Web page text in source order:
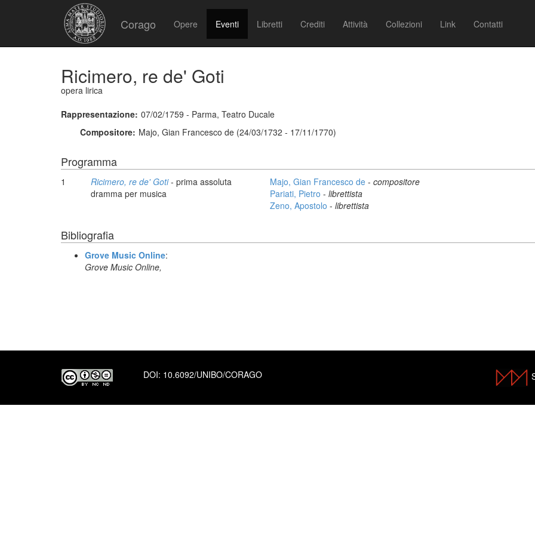
Corago Opere Eventi Libretti Crediti Attività Collezioni Link Contatti
Ricimero, re de' Goti
opera lirica
Rappresentazione: 07/02/1759 - Parma, Teatro Ducale
Compositore: Majo, Gian Francesco de (24/03/1732 - 17/11/1770)
Programma
1 Ricimero, re de' Goti- prima assoluta
dramma per musica
Majo, Gian Francesco de - compositore
Pariati, Pietro - librettista
Zeno, Apostolo - librettista
Bibliografia
Grove Music Online:
Grove Music Online,
DOI: 10.6092/UNIBO/CORAGO